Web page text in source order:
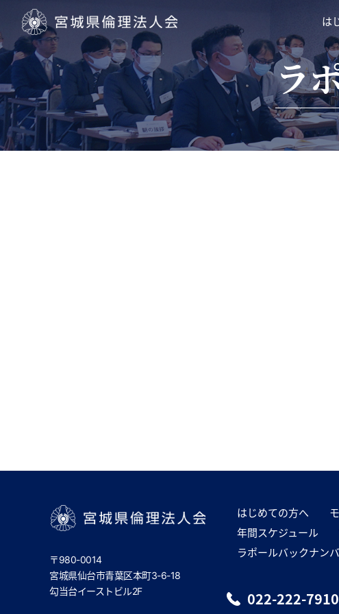
宮城県倫理法人会
は
ラ
〒980-0014
宮城県仙台市青葉区本町3-6-18
勾当台イーストビル2F
はじめての方へ
年間スケジュール
ラポールバックナン
022-222-7910